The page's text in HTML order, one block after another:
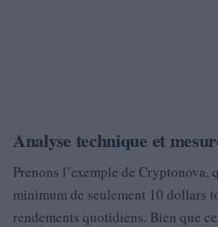
Analyse technique et
Prenons l’exemple de Cryptonova,
minimum de seulement 10 dollars
rendements quotidiens. Bien que